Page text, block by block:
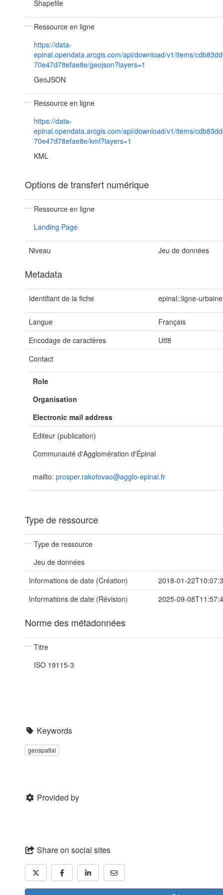
Shapefile
Ressource en ligne
https://data-
epinal.opendata.arcgis.com/api/download/v1/items/
70e47d78efae8e/geojson?layers=1
GeoJSON
Ressource en ligne
https://data-
epinal.opendata.arcgis.com/api/download/v1/items/
70e47d78efae8e/kml?layers=1
KML
Options de transfert numérique
Ressource en ligne
Landing Page
Niveau Jeu de données
Metadata
Identifiant de la fiche epinal::ligne-urbaine
Langue
Français
Encodage de caractères
Utf8
Contact
Role
Organisation
Electronic mail address
Editeur (publication)
Communauté d'Agglomération d'Épinal
mailto: prosper.rakotovao@agglo-epinal.fr
Type de ressource
Type de ressource
Jeu de données
Informations de date (Création)
2018-01-
Informations de date (Révision)
2025-09-
Norme des métadonnées
Titre
ISO 19115-3
Keywords
geospatial
Provided by
Share on social sites